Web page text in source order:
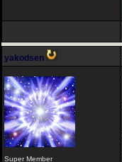
yakodsen
Super Member